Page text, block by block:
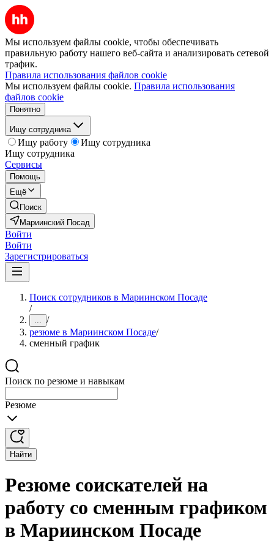
Мы используем файлы cookie, чтобы обеспечивать
правильную работу нашего веб-сайта и анализировать сетевой
трафик.
Правила использования файлов cookie
Мы используем файлы cookie. Правила использования
файлов cookie
Понятно
Ищу сотрудника
Ищу работу
Ищу сотрудника
Ищу сотрудника
Сервисы
Помощь
Ещё
Поиск
Мариинский Посад
Войти
Войти
Зарегистрироваться
Поиск сотрудников в Мариинском Посаде
/
... /
резюме в Мариинском Посаде/
сменный график
Поиск по резюме и навыкам
Резюме
Найти
Резюме соискателей на
работу со сменным графиком
в Мариинском Посаде